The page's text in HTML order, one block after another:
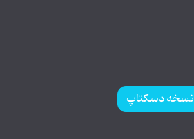
نسخه دسکتاپ